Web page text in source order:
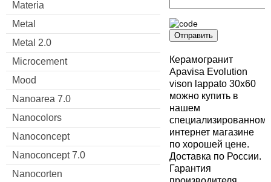
Materia
Metal
Metal 2.0
Microcement
Mood
Nanoarea 7.0
Nanocolors
Nanoconcept
Nanoconcept 7.0
Nanocorten
Отправить
Керамогранит
Apavisa Evolution
vison lappato 30x60
можно купить в
нашем
специализированном
интернет магазине
по хорошей цене.
Доставка по России.
Гарантия